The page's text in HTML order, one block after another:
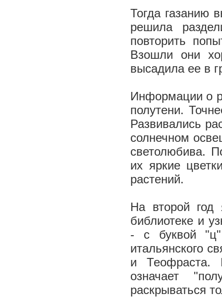
Тогда газанию
решила
повторить
Взошли они
высадила ее в
Информации о
полутени.
Развивались
солнечном
светолюбива.
их яркие
растений.
На второй
библиотеке и
- с буквой
итальянского
и Теофраста.
означает
раскрываться